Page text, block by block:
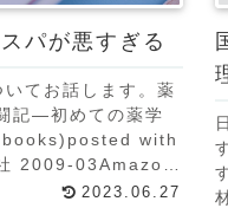
パが悪すぎる
てお話します。薬
記―初めての薬学
books)posted with
2009-03Amazon
2023.06.27